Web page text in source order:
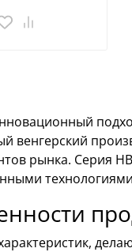
венгерский
рынка. Серия